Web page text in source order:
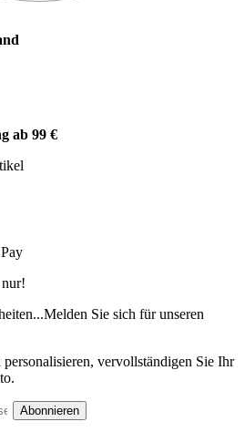
ab 99 €
Sie sich für unseren
vervollständigen Sie Ihr
Abonnieren